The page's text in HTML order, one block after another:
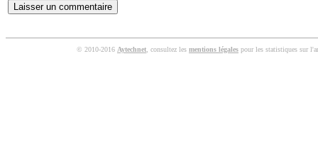
© 2010-2016 Aytechnet , consultez les mentions légales pour les statistiques sur